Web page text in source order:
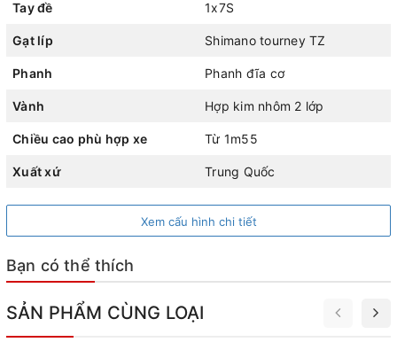
Tay đề 7 tốc độ linh hoạt
Xe được trang bị tay đề 7 tốc độ, giúp bạn dễ dàng điều
chỉnh tốc độ khi di chuyển qua các địa hình khác nhau mà
không mất nhiêu sức.
Tay đề 1x7S
Gạt líp Shimano tourney TZ
Phanh Phanh đĩa cơ
Vành Hợp kim nhôm 2 lớp
Chiều cao phù hợp xe Từ 1m55
Xuất xứ Trung Quốc
Xem cấu hình chi tiết
Bạn có thể thích
SẢN PHẨM CÙNG LOẠI